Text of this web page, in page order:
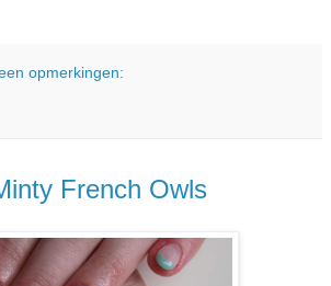
opmerkingen:
French Owls